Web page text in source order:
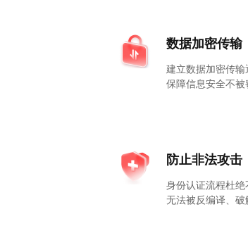
数据加密传输
建立数据加密传输
保障信息安全不被
防止非法攻击
身份认证流程杜
无法被反编译、破